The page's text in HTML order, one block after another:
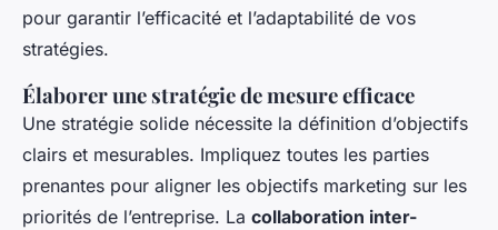
pour garantir l’efficacité et l’adaptabilité de vos
stratégies.
Élaborer une stratégie de mesure efficace
Une stratégie solide nécessite la définition d’objectifs
clairs et mesurables. Impliquez toutes les parties
prenantes pour aligner les objectifs marketing sur les
priorités de l’entreprise. La collaboration inter-